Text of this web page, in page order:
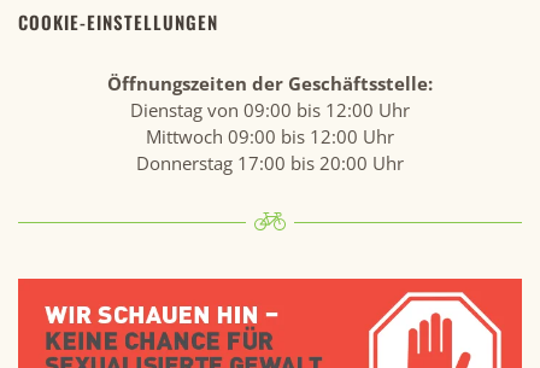
COOKIE-EINSTELLUNGEN
Öffnungszeiten der Geschäftsstelle:
Dienstag von 09:00 bis 12:00 Uhr
Mittwoch 09:00 bis 12:00 Uhr
Donnerstag 17:00 bis 20:00 Uhr